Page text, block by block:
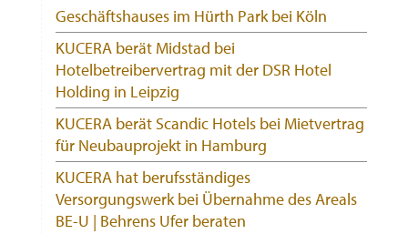
Geschäftshauses im Hürth Park bei Köln
KUCERA berät Midstad bei
Hotelbetreibervertrag mit der DSR Hotel
Holding in Leipzig
KUCERA berät Scandic Hotels bei Mietvertrag
für Neubauprojekt in Hamburg
KUCERA hat berufsständiges
Versorgungswerk bei Übernahme des Areals
BE-U | Behrens Ufer beraten